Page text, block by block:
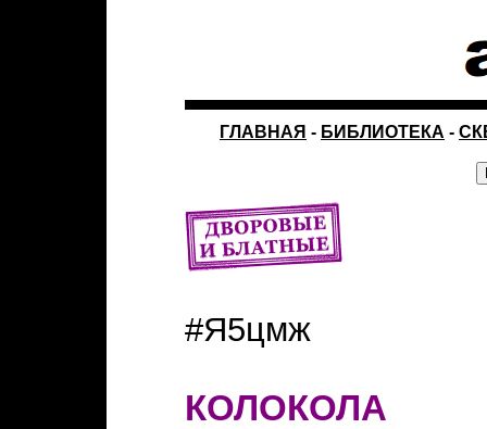
ГЛАВНАЯ - БИБЛИОТЕКА -
#Я5цмж
КОЛОКОЛА